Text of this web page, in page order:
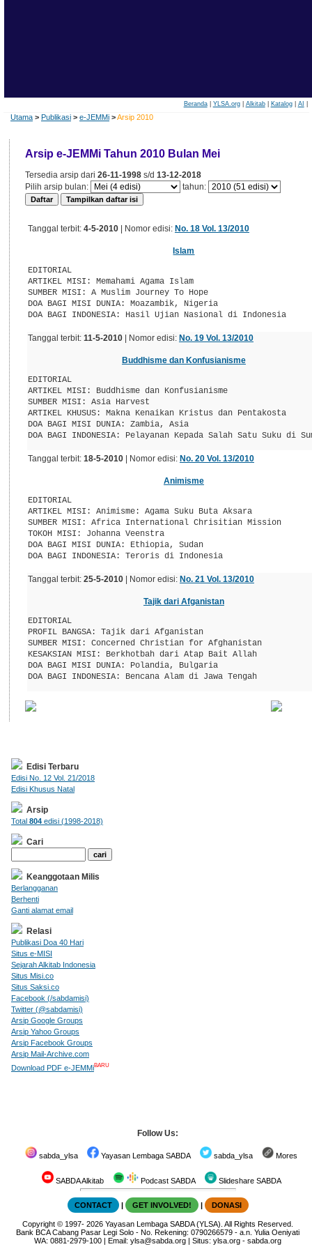
Beranda| YLSA.org| Alkitab| Katalog| AI
Utama > Publikasi > e-JEMMi >Arsip 2010
Arsip e-JEMMi Tahun 2010 Bulan Mei
Tersedia arsip dari 26-11-1998s/d 13-12-2018
Pilih arsip bulan:
tahun:
Tanggal terbit: 4-5-2010| Nomor edisi: No. 18 Vol. 13/2010
Islam
EDITORIAL
ARTIKEL MISI: Memahami Agama Islam
SUMBER MISI: A Muslim Journey To Hope
DOA BAGI MISI DUNIA: Moazambik, Nigeria
DOA BAGI INDONESIA: Hasil Ujian Nasional di Indonesia
Tanggal terbit: 11-5-2010| Nomor edisi: No. 19 Vol. 13/2010
Buddhisme dan Konfusianisme
EDITORIAL
ARTIKEL MISI: Buddhisme dan Konfusianisme
SUMBER MISI: Asia Harvest
ARTIKEL KHUSUS: Makna Kenaikan Kristus dan Pentakosta
DOA BAGI MISI DUNIA: Zambia, Asia
Tanggal terbit: 18-5-2010| Nomor edisi: No. 20 Vol. 13/2010
Animisme
EDITORIAL
ARTIKEL MISI: Animisme: Agama Suku Buta Aksara
SUMBER MISI: Africa International Chrisitian Mission
TOKOH MISI: Johanna Veenstra
DOA BAGI MISI DUNIA: Ethiopia, Sudan
DOA BAGI INDONESIA: Teroris di Indonesia
Tanggal terbit: 25-5-2010| Nomor edisi: No. 21 Vol. 13/2010
Tajik dari Afganistan
EDITORIAL
PROFIL BANGSA: Tajik dari Afganistan
SUMBER MISI: Concerned Christian for Afghanistan
KESAKSIAN MISI: Berkhotbah dari Atap Bait Allah
DOA BAGI MISI DUNIA: Polandia, Bulgaria
DOA BAGI INDONESIA: Bencana Alam di Jawa Tengah
Edisi Terbaru
Edisi No. 12 Vol. 21/2018
Edisi Khusus Natal
Arsip
Total 804edisi (1998-2018)
Cari
Keanggotaan Milis
Berlangganan
Berhenti
Ganti alamat email
Relasi
Publikasi Doa 40 Hari
Situs e-MISI
Sejarah Alkitab Indonesia
Situs Misi.co
Situs Saksi.co
Facebook (/sabdamisi)
Twitter (@sabdamisi)
Arsip Google Groups
Arsip Yahoo Groups
Arsip Facebook Groups
Arsip Mail-Archive.com
Download PDF e-JEMMiBARU
Follow Us:
sabda_ylsa Yayasan Lembaga SABDA sabda_ylsa Mores
SABDA Alkitab Podcast SABDA Slideshare SABDA
CONTACT | GET INVOLVED! | DONASI
Copyright © 1997-2026Yayasan Lembaga SABDA (YLSA). All Rights Reserved.
Bank BCA Cabang Pasar Legi Solo - No. Rekening: 0790266579 - a.n. Yulia Oeniyati
WA:0881-2979-100 | Email:ylsa@sabda.org | Situs:ylsa.org -sabda.org